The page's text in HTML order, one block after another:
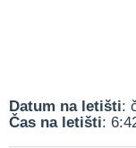
Datum na letišti:
Čas na letišti: